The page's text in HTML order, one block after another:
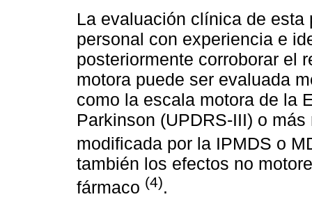
La evaluación clínica de esta
personal con experiencia e
posteriormente corroborar el
motora puede ser evaluada
como la escala motora de la
Parkinson (UPDRS-III) o
modificada por la IPMDS o
también los efectos no
fármaco (4).